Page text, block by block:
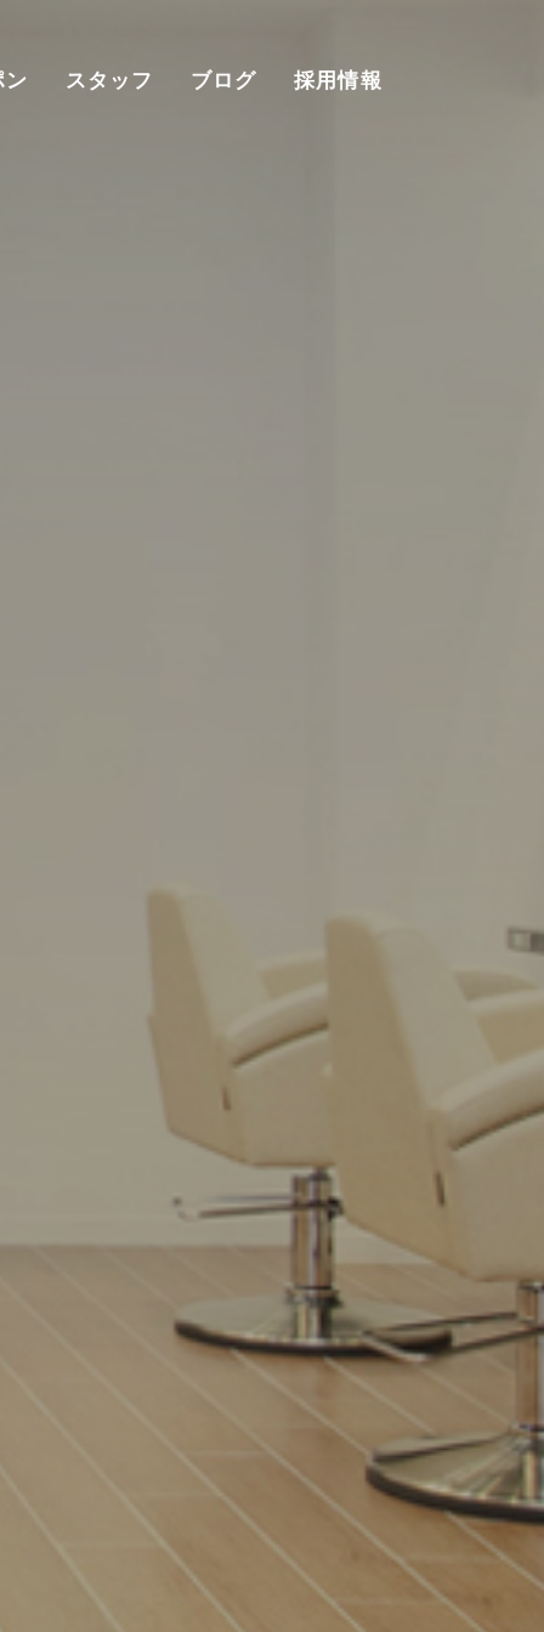
ン スタッフ ブログ 採用情報